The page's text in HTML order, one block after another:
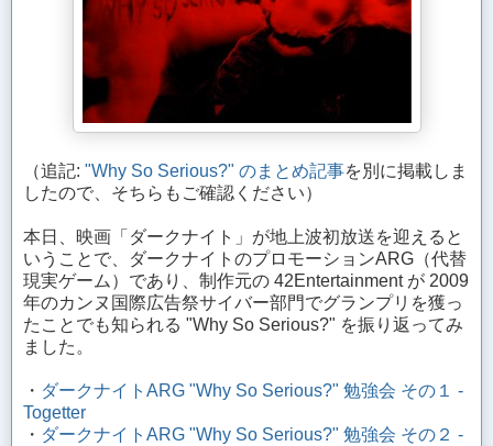
（追記: "Why So Serious?" のまとめ記事を別に掲載しま
したので、そちらもご確認ください）
本日、映画「ダークナイト」が地上波初放送を迎えると
いうことで、ダークナイトのプロモーションARG（代替
現実ゲーム）であり、制作元の 42Entertainment が 2009
年のカンヌ国際広告祭サイバー部門でグランプリを獲っ
たことでも知られる "Why So Serious?" を振り返ってみ
ました。
・ ダークナイトARG "Why So Serious?" 勉強会 その１ -
Togetter
・ ダークナイトARG "Why So Serious?" 勉強会 その２ -